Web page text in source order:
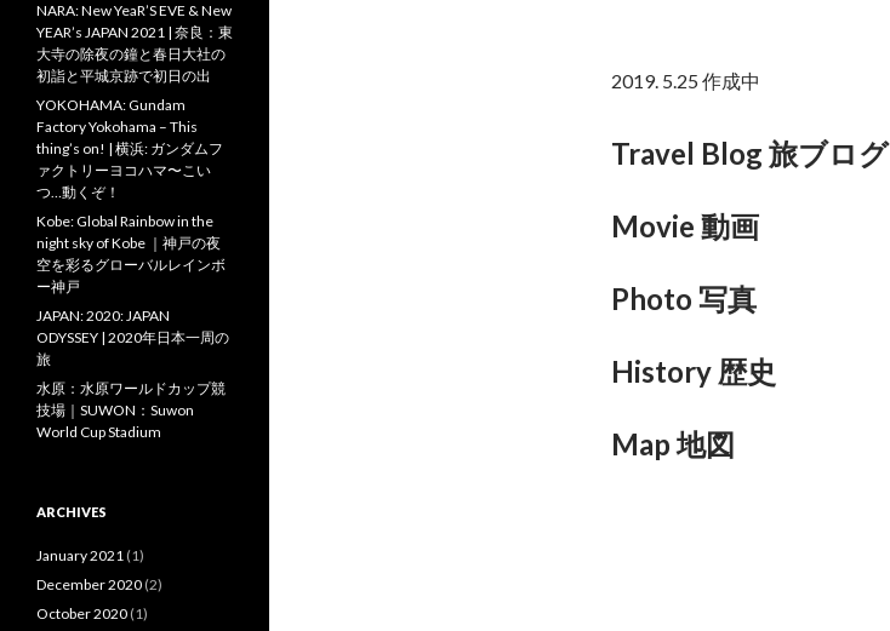
2019. 5.25 作成中
Travel Blog 旅ブログ
Movie 動画
Photo 写真
History 歴史
Map 地図
NARA: New YeaR’S EVE & New
YEAR’s JAPAN 2021 | 奈良：東
大寺の除夜の鐘と春日大社の
初詣と平城京跡で初日の出
YOKOHAMA: Gundam
Factory Yokohama – This
thing’s on! | 横浜: ガンダムフ
ァクトリーヨコハマ〜こい
つ…動くぞ！
Kobe: Global Rainbow in the
night sky of Kobe ｜神戸の夜
空を彩るグローバルレインボ
ー神戸
JAPAN: 2020: JAPAN
ODYSSEY | 2020年日本一周の
旅
水原：水原ワールドカップ競
技場｜SUWON：Suwon
World Cup Stadium
ARCHIVES
January 2021 (1)
December 2020 (2)
October 2020 (1)